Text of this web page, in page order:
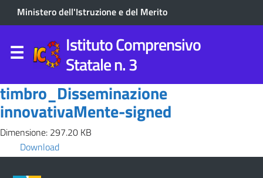
Ministero dell'Istruzione e del Merito
Istituto Comprensivo
Statale n. 3
timbro_Disseminazione
innovativaMente-signed
Dimensione: 297.20 KB
Download